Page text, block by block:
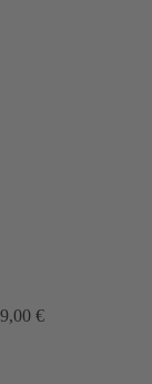
€